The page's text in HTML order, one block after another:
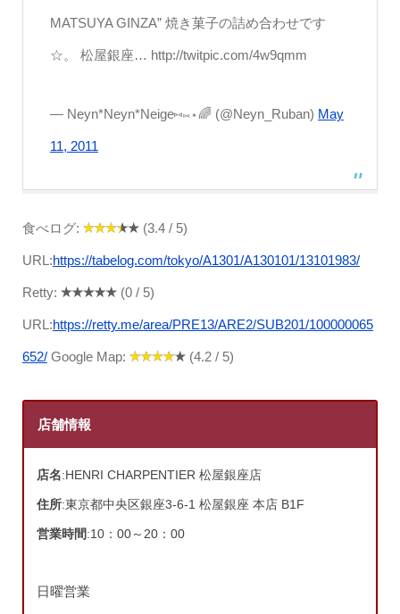
MATSUYA GINZA” 焼き菓子の詰め合わせです
☆。 松屋銀座… http://twitpic.com/4w9qmm
— Neyn*Neyn*Neige⑅⋈⋆🌈 (@Neyn_Ruban) May
11, 2011
食べログ: (3.4 / 5)
URL:https://tabelog.com/tokyo/A1301/A130101/13101983/
Retty: (0 / 5)
URL:https://retty.me/area/PRE13/ARE2/SUB201/100000065
652/Google Map: (4.2 / 5)
店舗情報
店名:HENRI CHARPENTIER 松屋銀座店
住所:東京都中央区銀座3-6-1 松屋銀座 本店 B1F
営業時間:10：00～20：00
日曜営業